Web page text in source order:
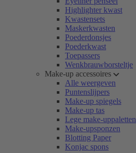
Highlighter kwast
Kwastensets
Maskerkwasten
Poederdonsjes
Poederkwast
Toepassers
Wenkbrauwborsteltje
Make-up accessoires
Alle weergeven
Puntenslijpers
Make-up spiegels
Make-up tas
Lege make-uppaletten
Make-upsponzen
Blotting Paper
Konjac spons